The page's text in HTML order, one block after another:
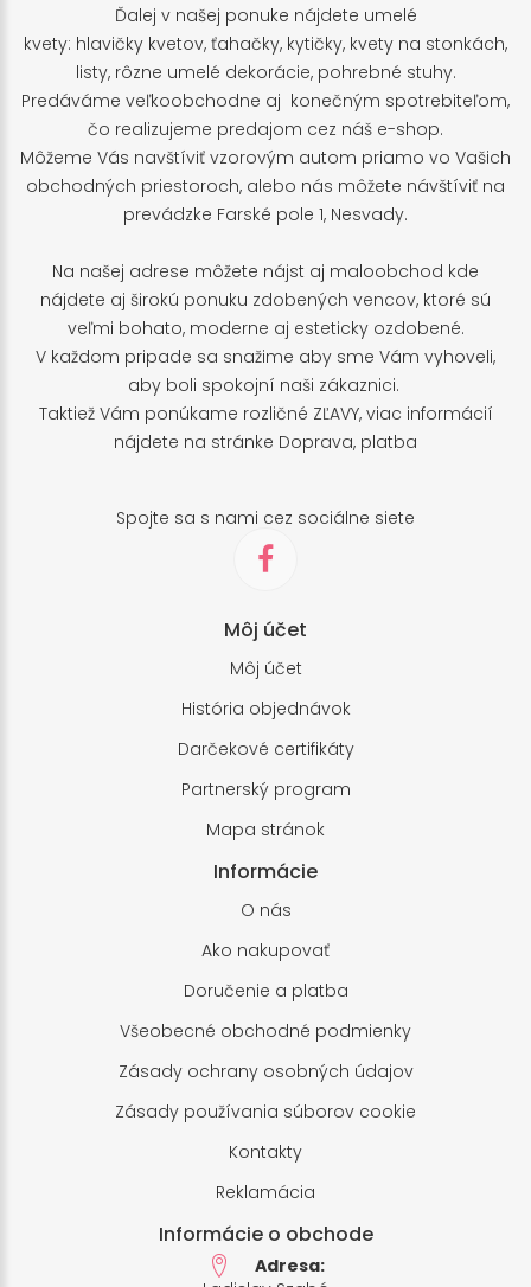
Ďalej v našej ponuke nájdete umelé
kvety: hlavičky kvetov, ťahačky, kytičky, kvety na stonkách,
listy, rôzne umelé dekorácie, pohrebné stuhy.
Predáváme veľkoobchodne aj konečným spotrebiteľom,
čo realizujeme predajom cez náš e-shop.
Môžeme Vás navštíviť vzorovým autom priamo vo Vašich
obchodných priestoroch, alebo nás môžete návštíviť na
prevádzke Farské pole 1, Nesvady.
Na našej adrese môžete nájst aj maloobchod kde
nájdete aj širokú ponuku zdobených vencov, ktoré sú
veľmi bohato, moderne aj esteticky ozdobené.
V každom pripade sa snažime aby sme Vám vyhoveli,
aby boli spokojní naši zákaznici.
Taktiež Vám ponúkame rozličné ZĽAVY, viac informácií
nájdete na stránke Doprava, platba
Spojte sa s nami cez sociálne siete
Môj účet
Môj účet
História objednávok
Darčekové certifikáty
Partnerský program
Mapa stránok
Informácie
O nás
Ako nakupovať
Doručenie a platba
Všeobecné obchodné podmienky
Zásady ochrany osobných údajov
Zásady používania súborov cookie
Kontakty
Reklamácia
Informácie o obchode
Adresa: